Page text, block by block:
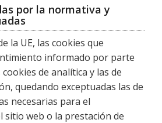
por la normativa y
la UE, las cookies que
informado por parte
de analítica y las de
quedando exceptuadas las de
necesarias para el
sitio web o la prestación de